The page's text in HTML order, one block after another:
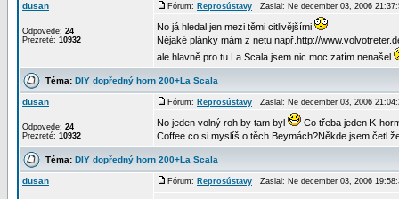
dusan
Odpovede: 24
Prezreté: 10932
Fórum: Reprosústavy Zaslal: Ne december 03, 2006
No já hledal jen mezi těmi citlivějšími
Nějaké plánky mám z netu např.http://
ale hlavně pro tu La Scala jsem nic moc zatím nenašel
Téma: DIY dopředný horn 200+La Scala
dusan
Odpovede: 24
Prezreté: 10932
Fórum: Reprosústavy Zaslal: Ne december 03, 2006
No jeden volný roh by tam byl
Co třeba jeden K-
Coffee co si myslíš o těch Beymách?Někde jsem četl
Téma: DIY dopředný horn 200+La Scala
dusan Fórum: Reprosústavy Zaslal: Ne december 03, 2006